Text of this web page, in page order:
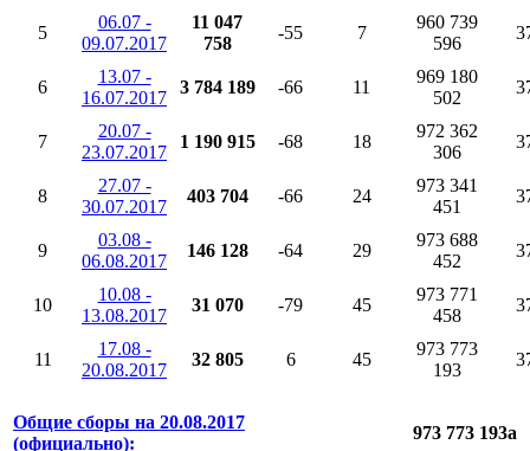
5
06.07 -
09.07.2017
11 047
758
-55 7
960 739
596
6
13.07 -
16.07.2017
3 784 189 -66 11
969 180
502
7
20.07 -
23.07.2017
1 190 915 -68 18
972 362
306
8
27.07 -
30.07.2017
403 704 -66 24
973 341
451
9
03.08 -
06.08.2017
146 128 -64 29
973 688
452
10
10.08 -
13.08.2017
31 070 -79 45
973 771
458
11
17.08 -
20.08.2017
32 805 6 45
973 773
193
Общие сборы на 20.08.2017
(официально):
973 773 193a